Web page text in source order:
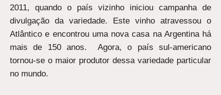
2011, quando o país vizinho iniciou campanha de
divulgação da variedade. Este vinho atravessou o
Atlântico e encontrou uma nova casa na Argentina há
mais de 150 anos. Agora, o país sul-americano
tornou-se o maior produtor dessa variedade particular
no mundo.